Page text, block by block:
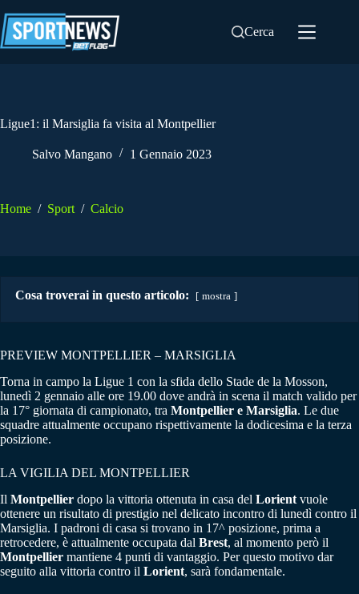
al
contenuto
Cerca
Ligue1: il Marsiglia fa visita al Montpellier
Salvo Mangano 1 Gennaio 2023
Home / Sport / Calcio
Cosa troverai in questo articolo: mostra
PREVIEW MONTPELLIER – MARSIGLIA
Torna in campo la Ligue 1 con la sfida dello Stade de la Mosson,
lunedì 2 gennaio alle ore 19.00 dove andrà in scena il match valido per
la 17° giornata di campionato, tra Montpellier e Marsiglia. Le due
squadre attualmente occupano rispettivamente la dodicesima e la terza
posizione.
LA VIGILIA DEL MONTPELLIER
Il Montpellier dopo la vittoria ottenuta in casa del Lorient vuole
ottenere un risultato di prestigio nel delicato incontro di lunedì contro il
Marsiglia. I padroni di casa si trovano in 17^ posizione, prima a
retrocedere, è attualmente occupata dal Brest, al momento però il
Montpellier mantiene 4 punti di vantaggio. Per questo motivo dar
seguito alla vittoria contro il Lorient, sarà fondamentale.